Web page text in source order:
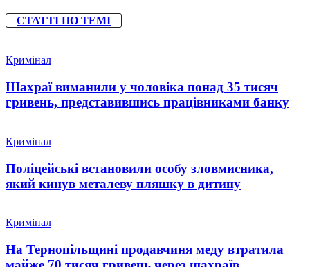
СТАТТІ ПО ТЕМІ
Кримінал
Шахраї виманили у чоловіка понад 35 тисяч
гривень, представившись працівниками банку
Кримінал
Поліцейські встановили особу зловмисника,
який кинув металеву пляшку в дитину
Кримінал
На Тернопільщині продавчиня меду втратила